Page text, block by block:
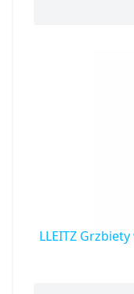
LLEITZ